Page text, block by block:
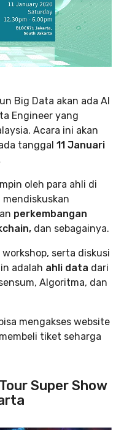
Big Data akan ada AI
Engineer yang
Acara ini akan
tanggal 11 Januari
oleh para ahli di
mendiskuskan
perkembangan
dan sebagainya.
serta diskusi
adalah ahli data dari
Algoritma, dan
mengakses website
tiket seharga
Super Show